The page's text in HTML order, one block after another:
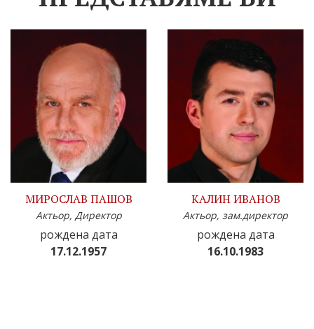
МИРОСЛАВ ПАШОВ
Актьор, Директор
рождена дата
17.12.1957
КАЛИН ИВАНОВ
Актьор, зам.директор
рождена дата
16.10.1983